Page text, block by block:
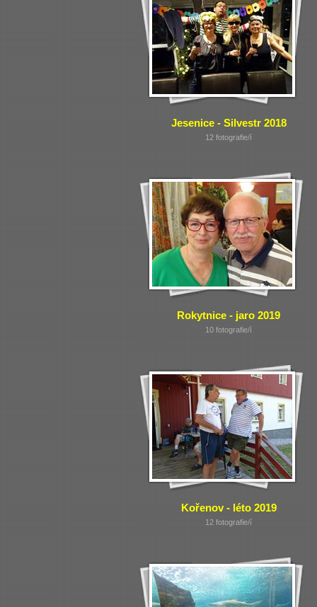
Jesenice - Silvestr 2018
12 fotografie/í
Rokytnice - jaro 2019
10 fotografie/í
Kořenov - léto 2019
12 fotografie/í